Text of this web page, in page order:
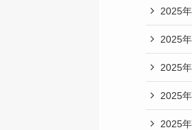
2025
2025
2025
2025
2025